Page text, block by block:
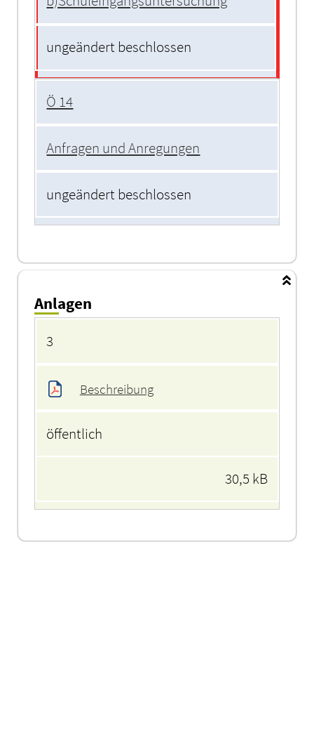
ungeändert beschlossen
Ö 14
Anfragen und Anregungen
ungeändert beschlossen
Anlagen
3
Beschreibung
öffentlich
30,5 kB